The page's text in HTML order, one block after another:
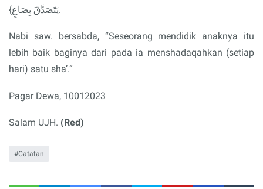
يَتَصَدَّقَ بِصَاعٍ}.
Nabi saw. bersabda, “Seseorang mendidik anaknya itu
lebih baik baginya dari pada ia menshadaqahkan (setiap
hari) satu sha’.”
Pagar Dewa, 10012023
Salam UJH. (Red)
Catatan